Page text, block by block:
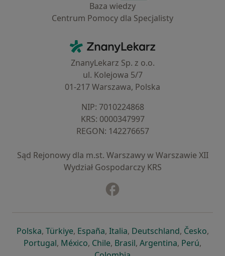
Baza wiedzy
Centrum Pomocy dla Specjalisty
ZnanyLekarz - Strona główna
ZnanyLekarz Sp. z o.o.
ul. Kolejowa 5/7
01-217 Warszawa, Polska
NIP: ⁠7010224868
KRS: ⁠0000347997
REGON: ⁠142276657
Sąd Rejonowy dla m.st. Warszawy w Warszawie XII
Wydział Gospodarczy KRS
Polskaotwiera się w nowej karcie
, Türkiyeotwiera się w nowej karcie
, Españaotwiera się w nowej karcie
, Italiaotwiera się w nowej
, Deutschlandotwiera się
, Česko,
Portugalotwiera się w nowej karcie
, Méxicootwiera się w nowej karcie
, Chileotwiera się w nowej karcie
, Brasilotwiera się w nowej
, Argentinaotwiera się
, Perú,